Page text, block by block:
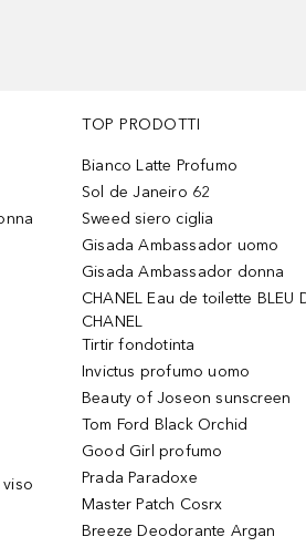
TOP PRODOTTI
Bianco Latte Profumo
Sol de Janeiro 62
Sweed siero ciglia
Gisada Ambassador uomo
Gisada Ambassador donna
CHANEL Eau de toilette BLEU
CHANEL
Tirtir fondotinta
Invictus profumo uomo
Beauty of Joseon sunscreen
Tom Ford Black Orchid
Good Girl profumo
Prada Paradoxe
Master Patch Cosrx
Breeze Deodorante Argan